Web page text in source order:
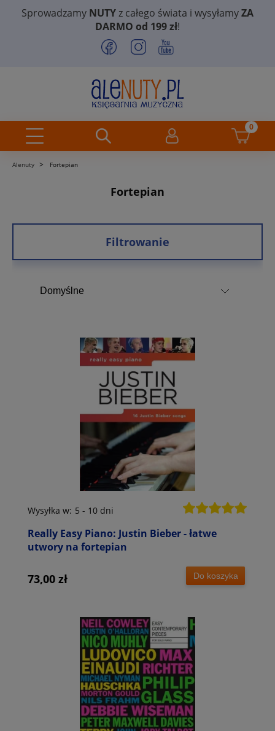
Sprowadzamy NUTYz całego świata i wysyłamyZA
DARMO od 199 zł!
Alenuty > Fortepian
Fortepian
Filtrowanie
Really Easy Piano: Justin Bieber - łatwe
utwory na fortepian
Wysyłka w: 5 - 10 dni
73,00 zł Do koszyka